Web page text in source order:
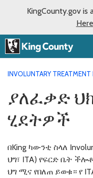
KingCounty.gov
INVOLUNTARY TREATMENT
ያለፈቃድ
ሂደትዎች
በKing ካውንቲ ስላለ
ህግ፣ ITA) የፍርድ ቤት
ህግ ሚና የበለጠ ይወቁ። የ